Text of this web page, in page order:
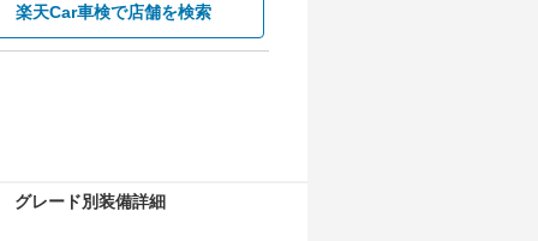
楽天Car車検で店舗を検索
グレード別装備詳細